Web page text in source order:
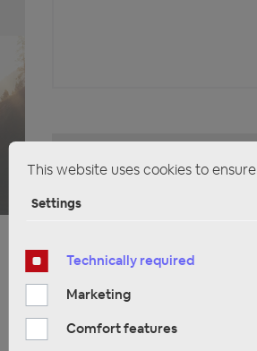
VORKASSE 5%
This website uses cookies to
Settings
Technically required
Marketing
Comfort features